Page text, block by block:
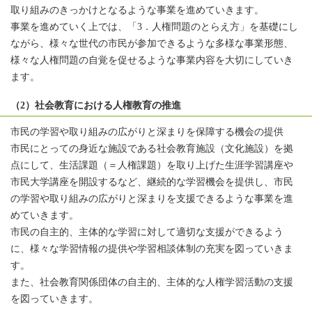
取り組みのきっかけとなるような事業を進めていきます。
事業を進めていく上では、「3．人権問題のとらえ方」を基礎にし
ながら、様々な世代の市民が参加できるような多様な事業形態、
様々な人権問題の自覚を促せるような事業内容を大切にしていき
ます。
（2）社会教育における人権教育の推進
市民の学習や取り組みの広がりと深まりを保障する機会の提供
市民にとっての身近な施設である社会教育施設（文化施設）を拠
点にして、生活課題（＝人権課題）を取り上げた生涯学習講座や
市民大学講座を開設するなど、継続的な学習機会を提供し、市民
の学習や取り組みの広がりと深まりを支援できるような事業を進
めていきます。
市民の自主的、主体的な学習に対して適切な支援ができるよう
に、様々な学習情報の提供や学習相談体制の充実を図っていきま
す。
また、社会教育関係団体の自主的、主体的な人権学習活動の支援
を図っていきます。